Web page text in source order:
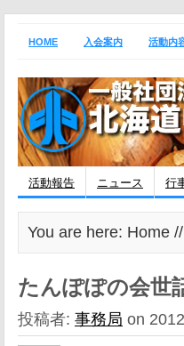
HOME 入会案内 活動内
活動報告 ニュース 行
You are here: Home //
たんぽぽの会世
投稿者: 事務局 on